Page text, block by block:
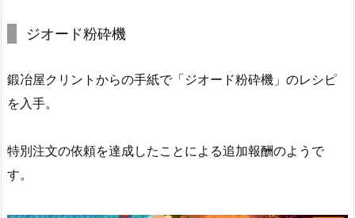
ジオード粉砕機
鍛冶屋クリントからの手紙で「ジオード粉砕機」のレシピ
を入手。
特別注文の依頼を達成したことによる追加報酬のようで
す。